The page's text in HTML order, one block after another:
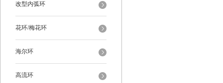
改型内弧环
花环/梅花环
海尔环
高流环